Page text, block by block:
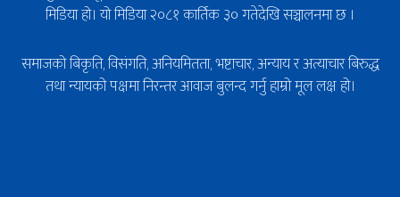
मिडिया हो। यो मिडिया २०८१ कार्तिक ३० गतेदेखि सञ्चालनमा छ ।
समाजको बिकृति, विसंगति, अनियमितता, भष्टाचार, अन्याय र अत्याचार बिरुद्ध
तथा न्यायको पक्षमा निरन्तर आवाज बुलन्द गर्नु हाम्रो मूल लक्ष हो।